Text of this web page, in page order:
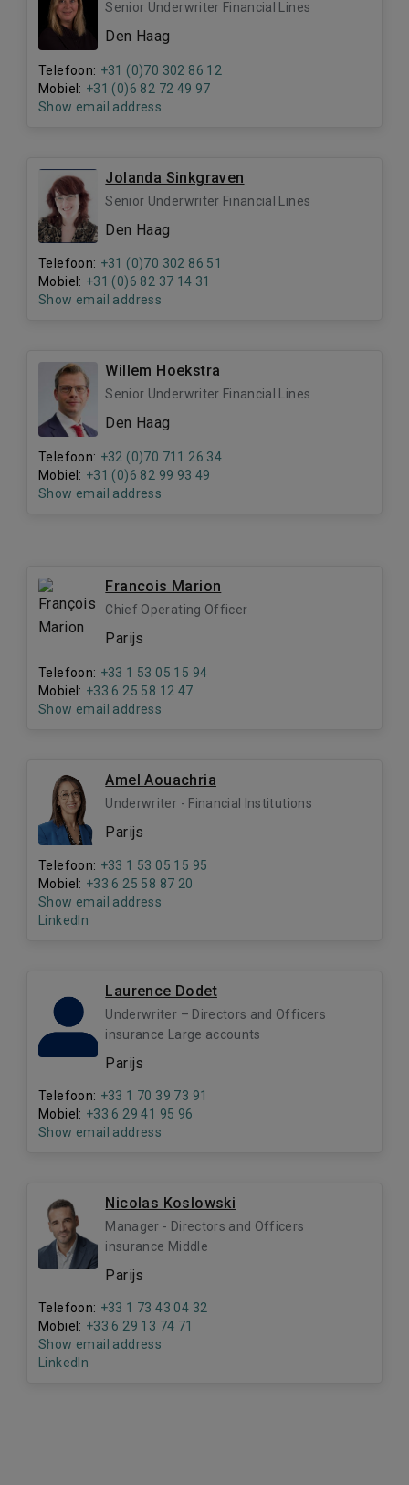
Senior Underwriter Financial Lines
Den Haag
Telefoon: +31 (0)70 302 86 12
Mobiel: +31 (0)6 82 72 49 97
Show email address
Jolanda Sinkgraven
Senior Underwriter Financial Lines
Den Haag
Telefoon: +31 (0)70 302 86 51
Mobiel: +31 (0)6 82 37 14 31
Show email address
Willem Hoekstra
Senior Underwriter Financial Lines
Den Haag
Telefoon: +32 (0)70 711 26 34
Mobiel: +31 (0)6 82 99 93 49
Show email address
Francois Marion
Chief Operating Officer
Parijs
Telefoon: +33 1 53 05 15 94
Mobiel: +33 6 25 58 12 47
Show email address
Amel Aouachria
Underwriter - Financial Institutions
Parijs
Telefoon: +33 1 53 05 15 95
Mobiel: +33 6 25 58 87 20
Show email address
LinkedIn
Laurence Dodet
Underwriter – Directors and Officers
insurance Large accounts
Parijs
Telefoon: +33 1 70 39 73 91
Mobiel: +33 6 29 41 95 96
Show email address
Nicolas Koslowski
Manager - Directors and Officers
insurance Middle
Parijs
Telefoon: +33 1 73 43 04 32
Mobiel: +33 6 29 13 74 71
Show email address
LinkedIn